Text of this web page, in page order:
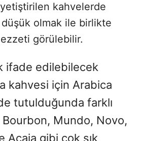
kahvelerde
düşük olmak ile birlikte
görülebilir.
ifade edilebilecek
kahvesi için Arabica
tutulduğunda farklı
Bourbon, Mundo, Novo,
Acaia gibi çok sık